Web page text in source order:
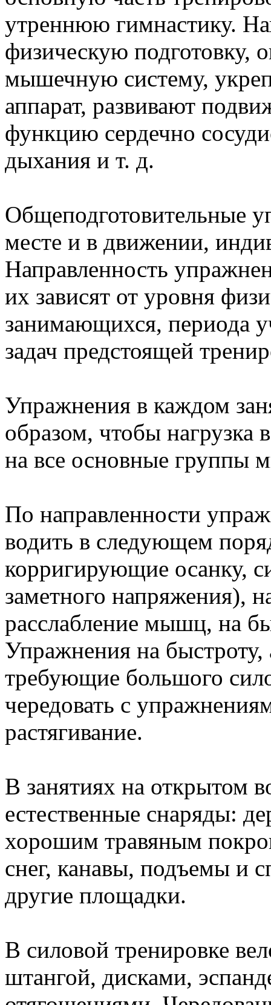
утреннюю гимнастику.
физическую подготовку,
мышечную систему,
аппарат, развивают
функцию сердечно
дыхания и т. д.
Общеподготовительные
месте и в движении,
Направленность
их зависят от уровня
занимающихся, периода
задач предстоящей
Упражнения в каждом
образом, чтобы нагрузка
на все основные группы
По направленности
водить в следующем
корригирующие осанку,
заметного напряжения),
расслабление мышц, на
Упражнения на
требующие большого
чередовать с
растягивание.
В занятиях на открытом
естественные снаряды:
хорошим травяным
снег, канавы, подъемы и
другие площадки.
В силовой тренировке
штангой, дисками,